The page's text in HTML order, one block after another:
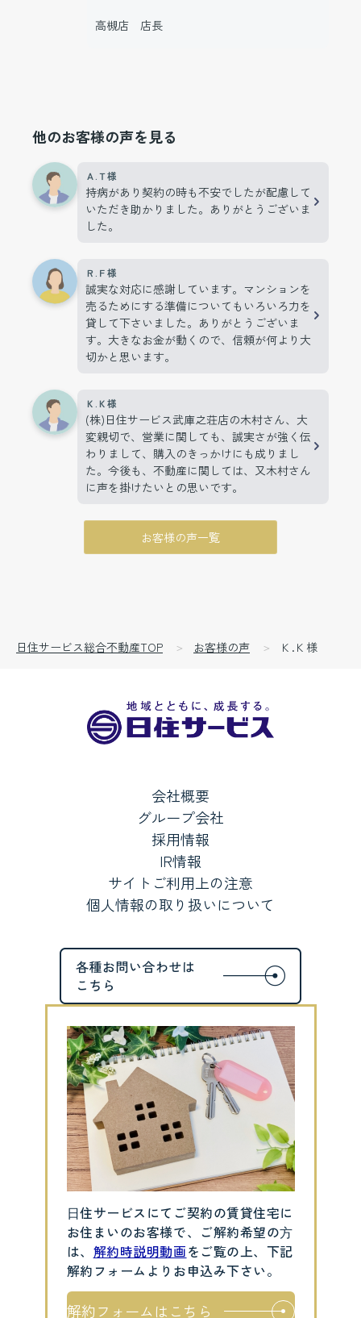
高槻店 店長
他のお客様の声を見る
Ａ.Ｔ様
持病があり契約の時も不安でしたが配慮して
いただき助かりました。ありがとうございま
した。
Ｒ.Ｆ様
誠実な対応に感謝しています。マンションを
売るためにする準備についてもいろいろ力を
貸して下さいました。ありがとうございま
す。大きなお金が動くので、信頼が何より大
切かと思います。
Ｋ.Ｋ様
(株)日住サービス武庫之荘店の木村さん、大
変親切で、営業に関しても、誠実さが強く伝
わりまして、購入のきっかけにも成りまし
た。今後も、不動産に関しては、又木村さん
に声を掛けたいとの思いです。
お客様の声一覧
日住サービス総合不動産TOP お客様の声 Ｋ.Ｋ様
会社概要
グループ会社
採用情報
IR情報
サイトご利用上の注意
個人情報の取り扱いについて
⽇住サービスにてご契約の賃貸住宅に
お住まいのお客様で、ご解約希望の⽅
は、 解約時説明動画をご覧の上、下記
解約フォームよりお申込み下さい。
解約フォームはこちら